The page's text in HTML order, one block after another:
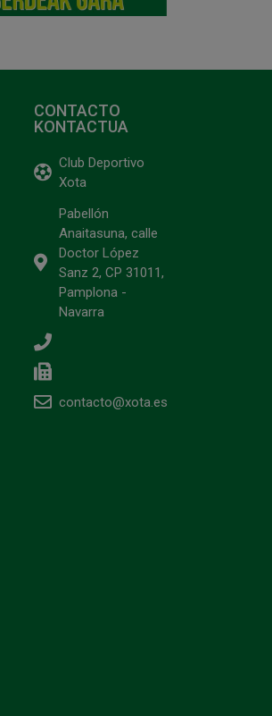
CONTACTO
KONTACTUA
Club Deportivo
Xota
Pabellón
Anaitasuna, calle
Doctor López
Sanz 2, CP 31011,
Pamplona -
Navarra
contacto@xota.es